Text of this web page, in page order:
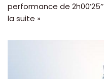
performance de
la suite »